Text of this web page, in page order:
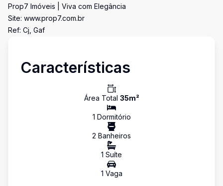
Prop7 Imóveis | Viva com Elegância
Site: www.prop7.com.br
Ref: Cj, Gaf
Características
Área Total 35m²
1 Dormitório
2 Banheiros
1 Suíte
1 Vaga